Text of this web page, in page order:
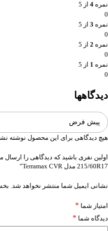
نمره 4 از 5
0
نمره 3 از 5
0
نمره 2 از 5
0
نمره 1 از 5
0
دیدگاهها
هیچ دیدگاهی برای این محصول نوشته
اولین نفری باشید که دیدگاهی را ارسال
215/60R17 مدل Terramax CVR”
نشانی ایمیل شما منتشر نخواهد شد.
امتیاز شما *
دیدگاه شما *